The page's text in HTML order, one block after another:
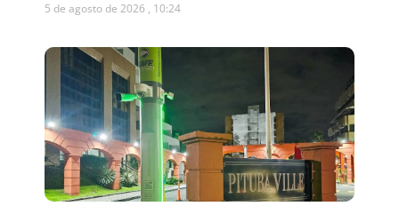
5 de agosto de 2026 10:24